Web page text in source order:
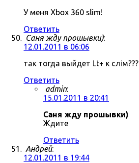
У меня Xbox 360 slim!
Ответить
Саня жду прошывки):
12.01.2011 в 06:06
так тогда выйдет Lt+ к слім???
Ответить
admin:
15.01.2011 в 20:41
Саня жду прошывки)
Ждите
Ответить
Андрей:
12.01.2011 в 19:44